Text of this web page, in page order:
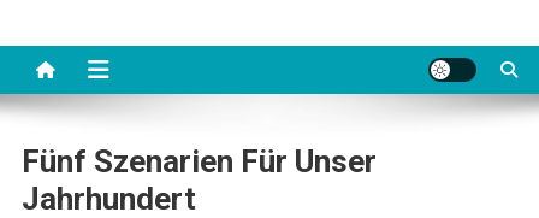
Fünf Szenarien Für Unser
Jahrhundert